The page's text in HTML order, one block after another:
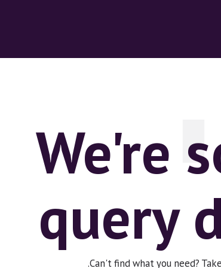
We're
query
Can't find what you need?
.